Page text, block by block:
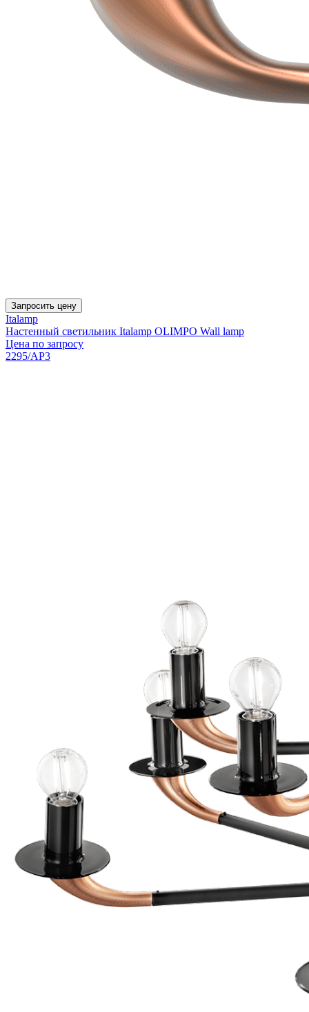
Запросить цену
Italamp
Настенный светильник Italamp OLIMPO Wall lamp
Цена по запросу
2295/AP3